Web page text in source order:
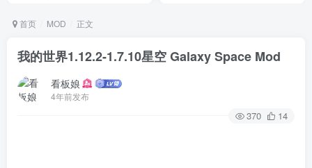
首页 MOD 正文
我的世界1.12.2-1.7.10星空 Galaxy Space Mod
看板娘
4年前发布
370 14